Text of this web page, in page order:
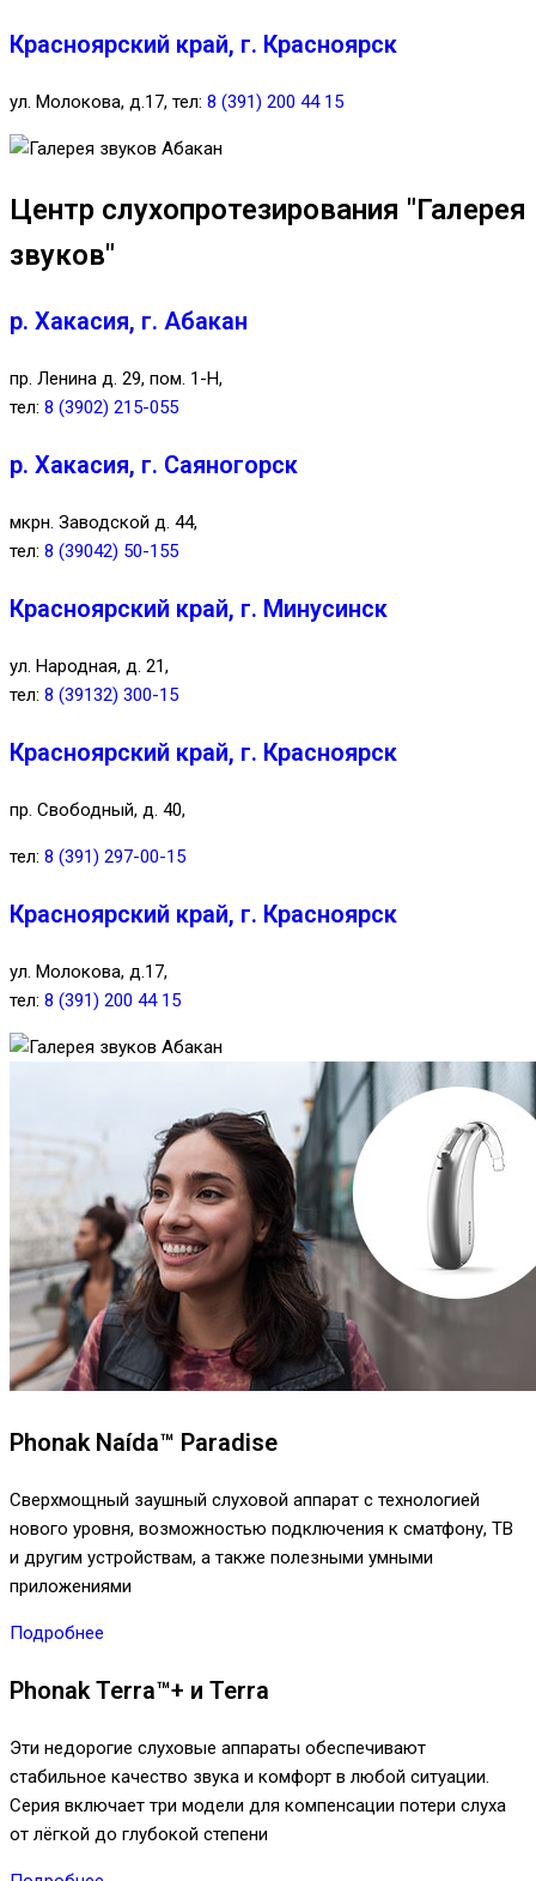
Красноярский край, г. Красноярск
ул. Молокова, д.17, тел: 8 (391) 200 44 15
Центр слухопротезирования "Галерея
звуков"
р. Хакасия, г. Абакан
пр. Ленина д. 29, пом. 1-Н,
тел: 8 (3902) 215-055
р. Хакасия, г. Саяногорск
мкрн. Заводской д. 44,
тел: 8 (39042) 50-155
Красноярский край, г. Минусинск
ул. Народная, д. 21,
тел: 8 (39132) 300-15
Красноярский край, г. Красноярск
пр. Свободный, д. 40,
тел: 8 (391) 297-00-15
Красноярский край, г. Красноярск
ул. Молокова, д.17,
тел: 8 (391) 200 44 15
Phonak Naída™ Paradise
Сверхмощный заушный слуховой аппарат с технологией
нового уровня, возможностью подключения к сматфону, ТВ
и другим устройствам, а также полезными умными
приложениями
Подробнее
Phonak Terra™+ и Terra
Эти недорогие слуховые аппараты обеспечивают
стабильное качество звука и комфорт в любой ситуации.
Серия включает три модели для компенсации потери слуха
от лёгкой до глубокой степени